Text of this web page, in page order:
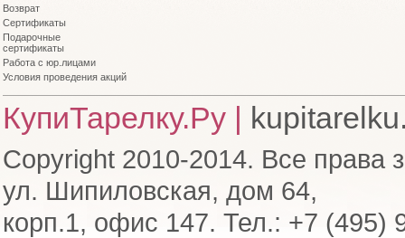
Возврат
Сертификаты
Подарочные
сертификаты
Работа с юр.лицами
Условия проведения акций
КупиТарелку.Ру |
Copyright 2010-2014. Все права
ул. Шипиловская, дом 64,
корп.1, офис 147. Тел.: +7 (495)